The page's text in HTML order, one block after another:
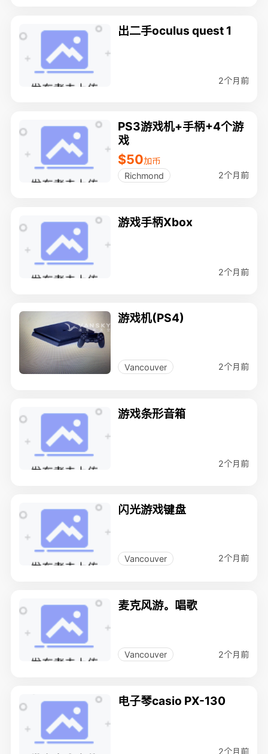
出二手oculus quest 1
2个月前
PS3游戏机+手柄+4个游
戏
$50加币
Richmond
2个月前
游戏手柄Xbox
2个月前
游戏机(PS4)
Vancouver 2个月前
游戏条形音箱
2个月前
闪光游戏键盘
Vancouver 2个月前
麦克风游。唱歌
Vancouver 2个月前
电子琴casio PX-130
2个月前